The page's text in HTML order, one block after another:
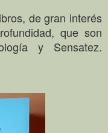
de gran interés
que son
y Sensatez.